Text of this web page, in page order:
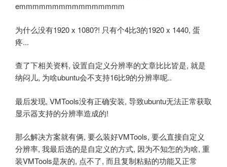
emmmmmmmmmmmmmmmm
为什么没有1920 x 1080?! 只有个4比3的1920 x 1440, 蛋
疼...
查了下相关资料, 设置自定义分辨率的文章比比皆是, 就是
纳闷儿, 为啥ubuntu会不支持16比9的分辨率呢..
最后发现, VMTools没有正确安装, 导致ubuntu无法正常获取
显示器支持的分辨率造成的!
那么解决方案就有俩, 要么装好VMTools, 要么直接自定义
分辨率, 我最后选的是自定义的方式, 因为不知怎的为啥, 重
装VMTools是灰的, 点不了, 而且复制粘贴的功能又正常